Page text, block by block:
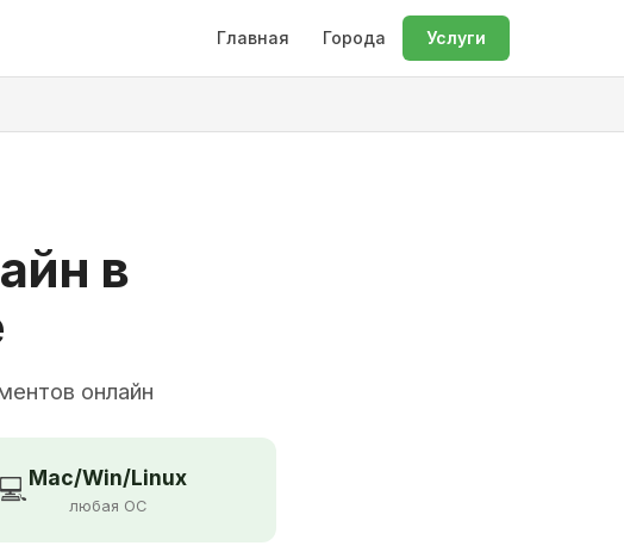
Главная Города Услуги
в
онлайн
💻Mac/Win/Linux
любая ОС